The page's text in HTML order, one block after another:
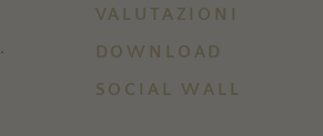
VALUTAZIONI
DOWNLOAD
SOCIAL WALL